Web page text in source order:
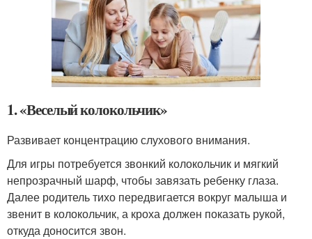
1. «Веселый колокольчик»
Развивает концентрацию слухового внимания.
Для игры потребуется звонкий колокольчик и мягкий
непрозрачный шарф, чтобы завязать ребенку глаза.
Далее родитель тихо передвигается вокруг малыша и
звенит в колокольчик, а кроха должен показать рукой,
откуда доносится звон.